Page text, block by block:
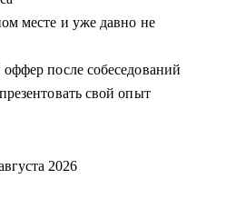
месте и уже давно не
после собеседований
свой опыт
2026